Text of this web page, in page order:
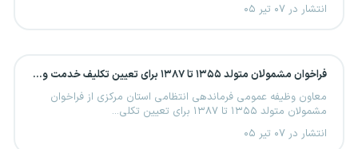
انتشار در ۰۷ تیر ۰۵
فراخوان مشمولان متولد ۱۳۵۵ تا ۱۳۸۷ برای تعیین تکلیف خدمت وظیفه عمومی
معاون وظیفه عمومی فرماندهی انتظامی استان مرکزی از فراخوان
مشمولان متولد ۱۳۵۵ تا ۱۳۸۷ برای تعیین تکلی...
انتشار در ۰۷ تیر ۰۵